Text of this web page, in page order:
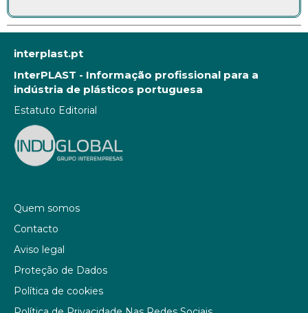
interplast.pt
InterPLAST - Informação profissional para a
indústria de plásticos portuguesa
Estatuto Editorial
Quem somos
Contacto
Aviso legal
Proteção de Dados
Política de cookies